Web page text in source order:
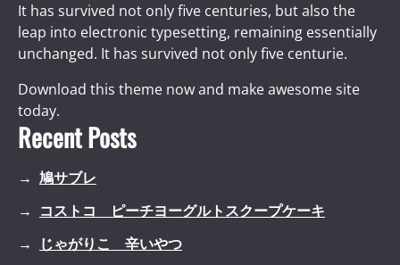
It has survived not only five centuries, but also the
leap into electronic typesetting, remaining essentially
unchanged. It has survived not only five centurie.
Download this theme now and make awesome site
today.
Recent Posts
鳩サブレ
コストコ ピーチヨーグルトスクープケーキ
じゃがりこ 辛いやつ